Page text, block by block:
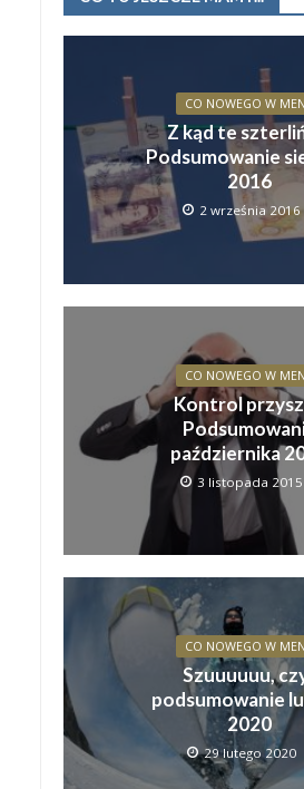
CO NOWEGO W
Z kąd te
Podsumowanie
2016
2 września 2016
CO NOWEGO W
Kontrol
października
3 listopada 2015
CO NOWEGO W
Szuuuuuu,
podsumowanie
2020
29 lutego 2020